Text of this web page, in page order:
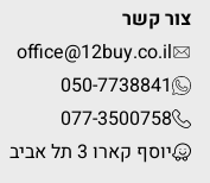
צור קשר
office@12buy.co.il
050-7738841
077-3500758
יוסף קארו 3 תל אביב